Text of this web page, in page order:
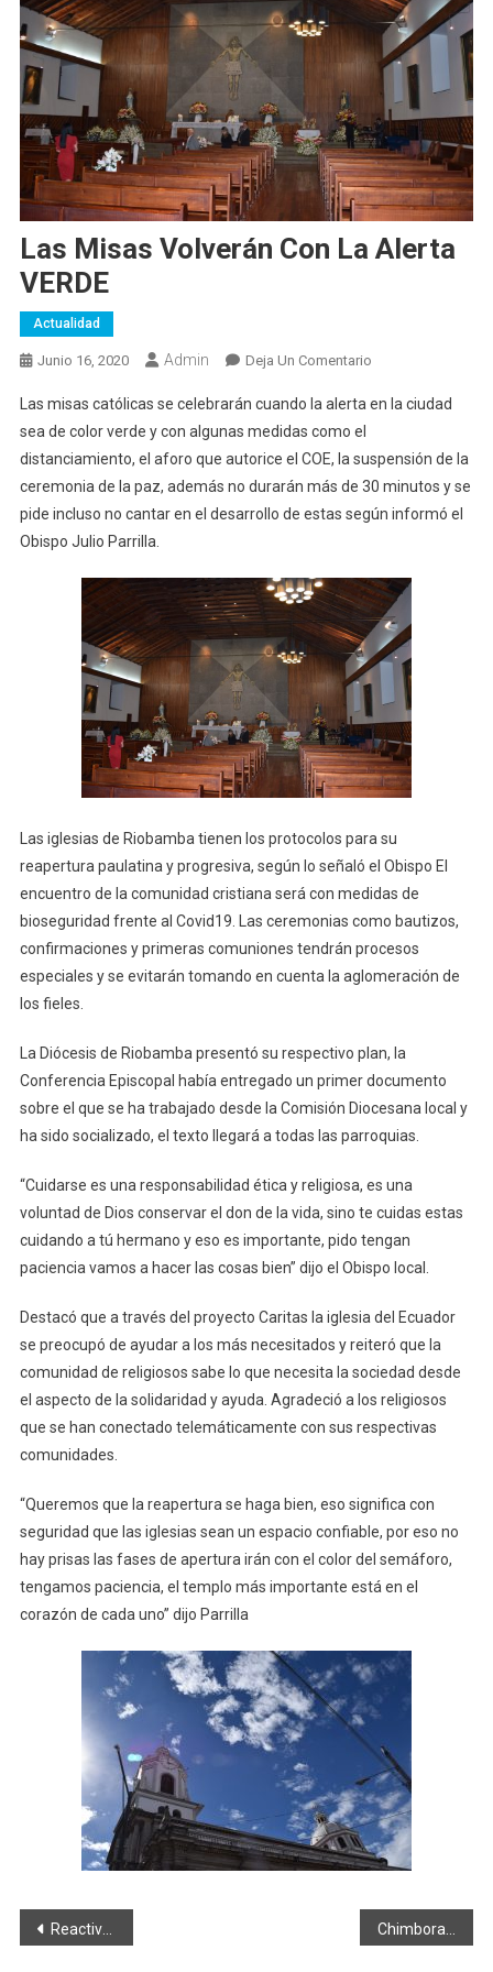
Las Misas Volverán Con La Alerta
VERDE
Actualidad
Junio 16, 2020 Admin Deja Un ComentarioEn
Misas
Con
La
Alerta
Las misas católicas se celebrarán cuando la alerta en la ciudad
sea de color verde y con algunas medidas como el
distanciamiento, el aforo que autorice el COE, la suspensión de la
ceremonia de la paz, además no durarán más de 30 minutos y se
pide incluso no cantar en el desarrollo de estas según informó el
Obispo Julio Parrilla.
Las iglesias de Riobamba tienen los protocolos para su
reapertura paulatina y progresiva, según lo señaló el Obispo El
encuentro de la comunidad cristiana será con medidas de
bioseguridad frente al Covid19. Las ceremonias como bautizos,
confirmaciones y primeras comuniones tendrán procesos
especiales y se evitarán tomando en cuenta la aglomeración de
los fieles.
La Diócesis de Riobamba presentó su respectivo plan, la
Conferencia Episcopal había entregado un primer documento
sobre el que se ha trabajado desde la Comisión Diocesana local y
ha sido socializado, el texto llegará a todas las parroquias.
“Cuidarse es una responsabilidad ética y religiosa, es una
voluntad de Dios conservar el don de la vida, sino te cuidas estas
cuidando a tú hermano y eso es importante, pido tengan
paciencia vamos a hacer las cosas bien” dijo el Obispo local.
Destacó que a través del proyecto Caritas la iglesia del Ecuador
se preocupó de ayudar a los más necesitados y reiteró que la
comunidad de religiosos sabe lo que necesita la sociedad desde
el aspecto de la solidaridad y ayuda. Agradeció a los religiosos
que se han conectado telemáticamente con sus respectivas
comunidades.
“Queremos que la reapertura se haga bien, eso significa con
seguridad que las iglesias sean un espacio confiable, por eso no
hay prisas las fases de apertura irán con el color del semáforo,
tengamos paciencia, el templo más importante está en el
corazón de cada uno” dijo Parrilla
Navegación
Reactivación del transporte interprovincial